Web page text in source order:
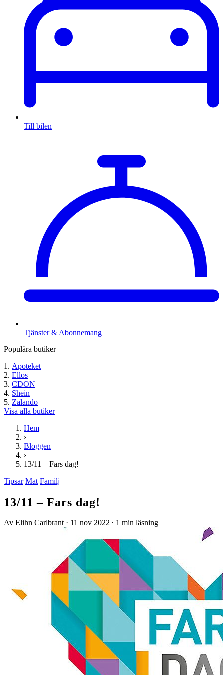
Till bilen
Tjänster & Abonnemang
Populära butiker
Apoteket
Ellos
CDON
Shein
Zalando
Visa alla butiker
Hem
›
Bloggen
›
13/11 – Fars dag!
Tipsar Mat Familj
13/11 – Fars dag!
Av Elihn Carlbrant · 11 nov 2022 · 1 min läsning